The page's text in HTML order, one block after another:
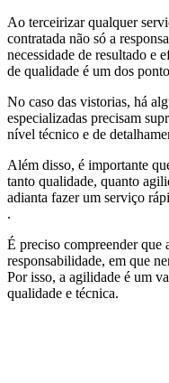
Ao terceirizar qualquer
contratada não só a
necessidade de resultado e
de qualidade é um dos
No caso das vistorias, há
especializadas precisam
nível técnico e de
Além disso, é importante
tanto qualidade, quanto
adianta fazer um serviço
.
É preciso compreender
responsabilidade, em que
Por isso, a agilidade é um
qualidade e técnica.